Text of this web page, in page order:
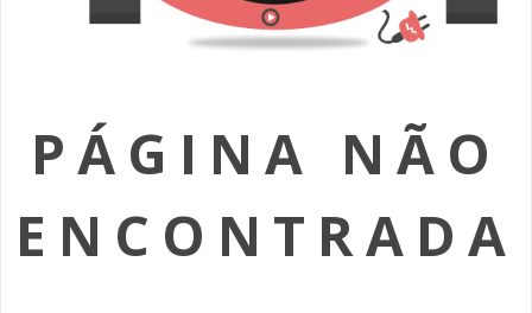
SOMOS TODOS EUROPEUS
AMADORA LIGA À RESILIÊNCIA
(RE) PENSAMENTOS
PÁGINA NÃO
ENCONTRADA